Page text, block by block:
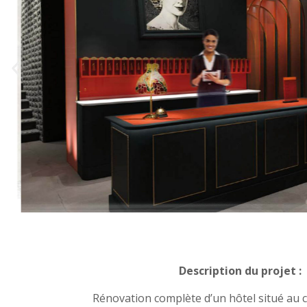
Description du projet :
Rénovation complète d’un hôtel situé au